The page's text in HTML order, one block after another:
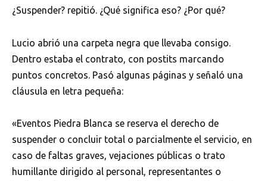
¿Suspender? repitió. ¿Qué significa eso? ¿Por qué?
Lucio abrió una carpeta negra que llevaba consigo.
Dentro estaba el contrato, con postits marcando
puntos concretos. Pasó algunas páginas y señaló una
cláusula en letra pequeña:
«Eventos Piedra Blanca se reserva el derecho de
suspender o concluir total o parcialmente el servicio, en
caso de faltas graves, vejaciones públicas o trato
humillante dirigido al personal, representantes o